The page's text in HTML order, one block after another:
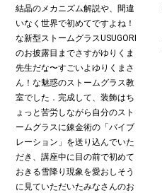
結晶のメカニズム解説や、間違
いなく世界で初めてですよね！
な新型ストームグラスUSUGORI
のお披露目までさすがゆりくま
先生だな〜すごいよゆりくまさ
ん！な魅惑のストームグラス教
室でした︎．完成して、装飾はち
ょっと苦労しながら自分のスト
ームグラスに錬金術の「バイブ
レーション」を送り込んでいた
だき、講座中に目の前で初めて
おきる雪降り現象を愛おしそう
に見ていただいたみなさんのお